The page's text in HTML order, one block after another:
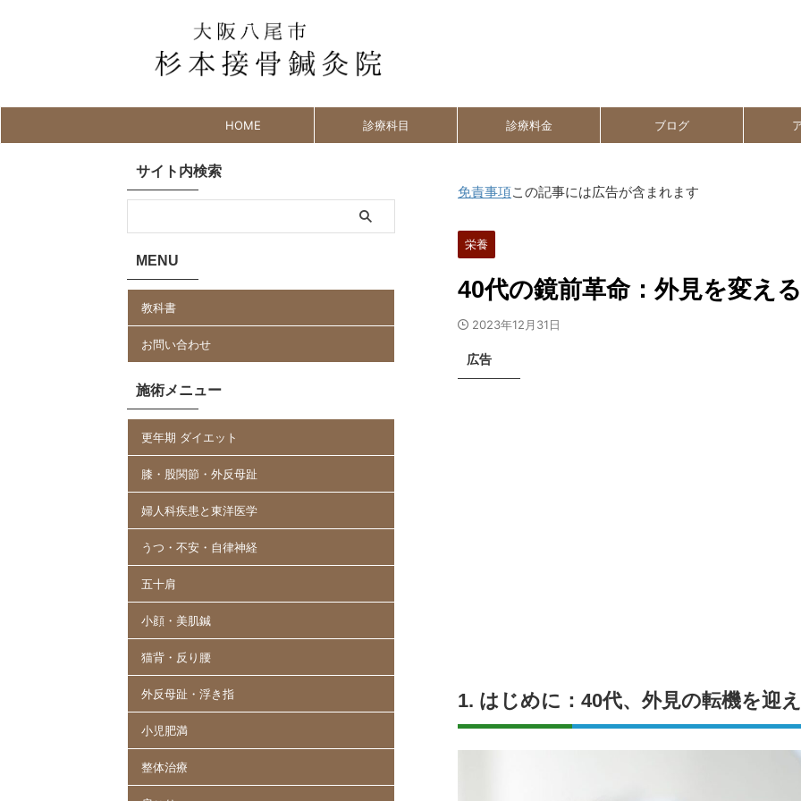
HOME 診療科目 診療料金 ブログ
免責事項この記事には広告が含まれます
栄養
40代の鏡前革命：外見を変え
2023年12月31日
広告
1. はじめに：40代、外見の転機を迎
サイト内検索
MENU
教科書
お問い合わせ
施術メニュー
更年期 ダイエット
膝・股関節・外反母趾
婦人科疾患と東洋医学
うつ・不安・自律神経
五十肩
小顔・美肌鍼
猫背・反り腰
外反母趾・浮き指
小児肥満
整体治療